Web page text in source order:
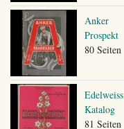
Anker
Prospekt
80 Seiten
Edelweiss
Katalog
81 Seiten